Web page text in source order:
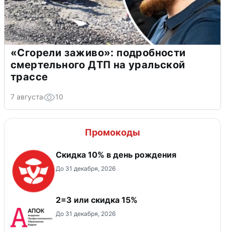
«Сгорели заживо»: подробности
смертельного ДТП на уральской
трассе
7 августа 10
Промокоды
Скидка 10% в день рождения
До 31 декабря, 2026
2=3 или скидка 15%
До 31 декабря, 2026